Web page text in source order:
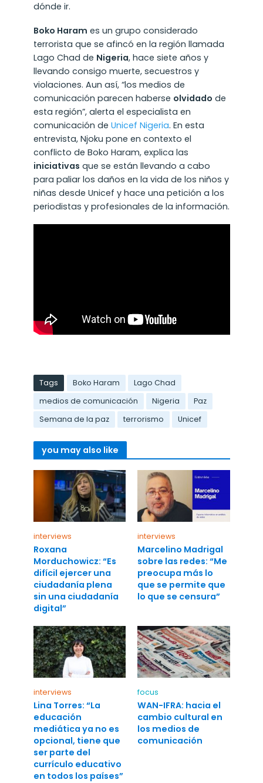
dónde ir.
Boko Haram es un grupo considerado
terrorista que se afincó en la región llamada
Lago Chad de Nigeria, hace siete años y
llevando consigo muerte, secuestros y
violaciones. Aun así, “los medios de
comunicación parecen haberse olvidado de
esta región”, alerta el especialista en
comunicación de Unicef Nigeria. En esta
entrevista, Njoku pone en contexto el
conflicto de Boko Haram, explica las
iniciativas que se están llevando a cabo
para paliar los daños en la vida de los niños y
niñas desde Unicef y hace una petición a los
periodistas y profesionales de la información.
Tags Boko Haram
Lago Chad
medios de comunicación
Nigeria
Paz
Semana de la paz
terrorismo Unicef
you may also like
interviews
Roxana
Morduchowicz: “Es
difícil ejercer una
ciudadanía plena
sin una ciudadanía
digital”
interviews
Marcelino Madrigal
sobre las redes: “Me
preocupa más lo
que se permite que
lo que se censura”
interviews
Lina Torres: “La
educación
mediática ya no es
opcional, tiene que
ser parte del
currículo educativo
en todos los países”
focus
WAN-IFRA: hacia el
cambio cultural en
los medios de
comunicación